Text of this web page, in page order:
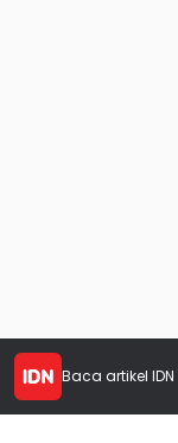
Baca artikel